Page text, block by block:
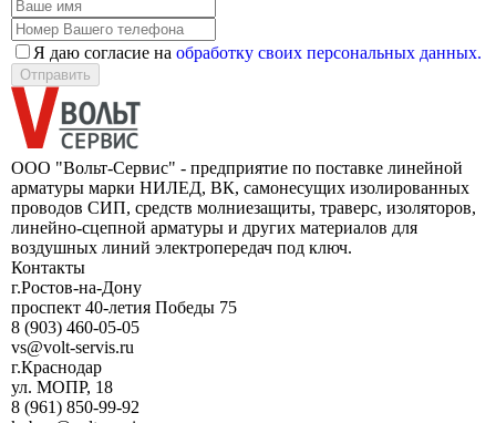
Я даю согласие на обработку своих персональных данных.
Отправить
ООО "Вольт-Сервис" - предприятие по поставке линейной
арматуры марки НИЛЕД, ВК, самонесущих изолированных
проводов СИП, средств молниезащиты, траверс, изоляторов,
линейно-сцепной арматуры и других материалов для
воздушных линий электропередач под ключ.
Контакты
г.Ростов-на-Дону
проспект 40-летия Победы 75
8 (903) 460-05-05
vs@volt-servis.ru
г.Краснодар
ул. МОПР, 18
8 (961) 850-99-92